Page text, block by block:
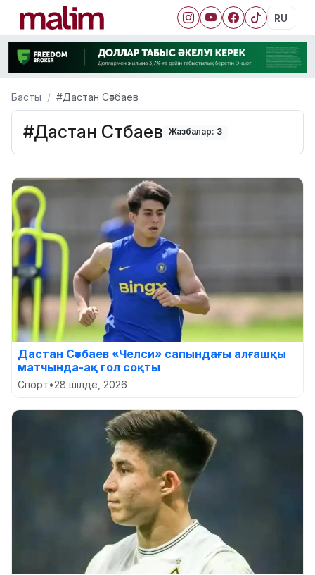
RU
Басты #Дастан Сәтбаев
#Дастан Сәтбаев Жазбалар: 3
Дастан Сәтбаев «Челси» сапындағы алғашқы
матчында-ақ гол соқты
Спорт•28 шілде, 2026